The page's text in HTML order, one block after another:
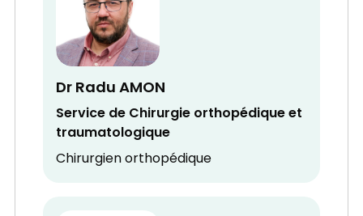
Dr Radu AMON
Service de Chirurgie orthopédique et
traumatologique
Chirurgien orthopédique